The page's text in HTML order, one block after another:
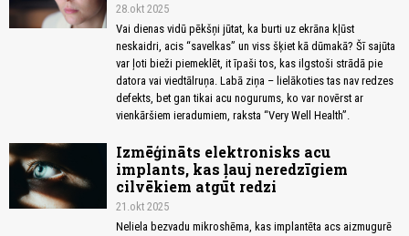
28.okt 2025
Vai dienas vidū pēkšņi jūtat, ka burti uz ekrāna kļūst
neskaidri, acis “savelkas” un viss šķiet kā dūmakā? Šī sajūta
var ļoti bieži piemeklēt, it īpaši tos, kas ilgstoši strādā pie
datora vai viedtālruņa. Labā ziņa – lielākoties tas nav redzes
defekts, bet gan tikai acu nogurums, ko var novērst ar
vienkāršiem ieradumiem, raksta “Very Well Health”.
Izmēģināts elektronisks acu
implants, kas ļauj neredzīgiem
cilvēkiem atgūt redzi
21.okt 2025
Neliela bezvadu mikroshēma, kas implantēta acs aizmugurē